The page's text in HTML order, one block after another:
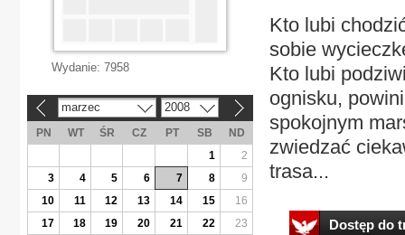
Kto lubi
sobie
Kto lubi
ognisku,
spokojnym
zwiedzać
trasa...
Dostęp do
Wydanie: 7958
marzec 2008
PN WT ŚR CZ PT SB
ND
1
2
3
4 5 6 7 8
9
10
11 12 13 14 15
16
17
18 19 20 21 22
23